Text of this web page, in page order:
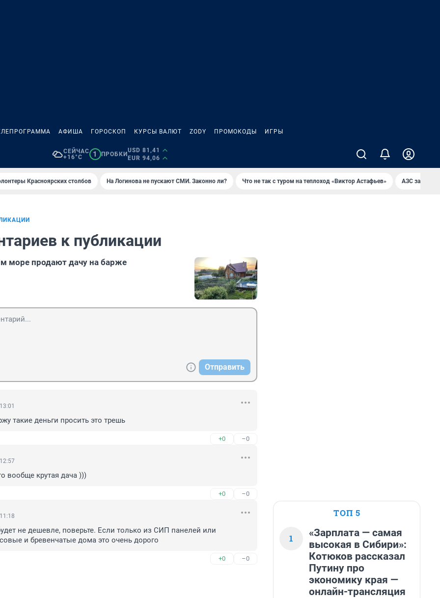
АФИША ГОРОСКОП КУРСЫ ВАЛЮТ ZODY ПРОМОКОДЫ ИГРЫ
СЕЙЧАС
+16°C
1 ПРОБКИ
USD 81,41
EUR 94,06
Красноярских столбов На Логинова не пускают СМИ. Законно ли? Что не так с туром на теплоход «Виктор Астафьев» AЗС
к публикации
море продают дачу на барже
Отправить
такие деньги просить это трешь
+0 –0
вообще крутая дача )))
+0 –0
не дешевле, поверьте. Если только из СИП панелей или
и бревенчатые дома это очень дорого
+0 –0
ТОП 5
1
«Зарплата — самая
высокая в Сибири»:
Котюков рассказал
Путину про
экономику края —
онлайн-трансляция